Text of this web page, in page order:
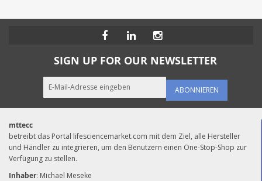
SIGN UP FOR OUR NEWSLETTER
ABONNIEREN
mttecc
betreibt das Portal lifesciencemarket.com mit dem Ziel, alle Hersteller
und Händler zu integrieren, um den Benutzern einen One-Stop-Shop zur
Verfügung zu stellen.
Inhaber: Michael Meseke